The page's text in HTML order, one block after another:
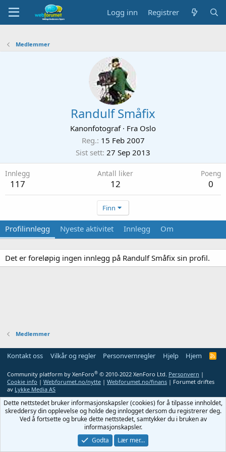
Logg inn Registrer
Medlemmer
Randulf Småfix
Kanonfotograf · Fra Oslo
Reg. 15 Feb 2007
Sist sett 27 Sep 2013
Innlegg
117
Antall liker
12
Poeng
0
Finn
Profilinnlegg Nyeste aktivitet Innlegg Om
Det er foreløpig ingen innlegg på Randulf Småfix sin profil.
Medlemmer
Kontakt oss Vilkår og regler Personvernregler Hjelp Hjem
R
Community platform by XenForo® © 2010-2022 XenForo Ltd. Personvern |
Cookie info | Webforumet.no/nytte | Webforumet.no/finans | Forumet driftes
av Lykke Media AS
Dette nettstedet bruker informasjonskapsler (cookies) for å tilpasse innholdet,
skreddersy din opplevelse og holde deg innlogget dersom du registrerer deg.
Ved å fortsette og bruke dette nettstedet, samtykker du i bruken av
informasjonskapsler.
Godta
Lær mer…